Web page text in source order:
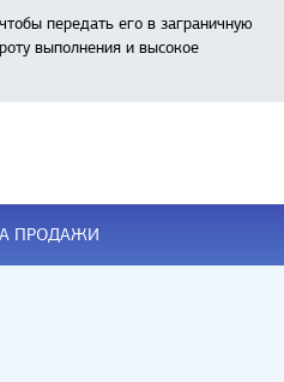
передать его в заграничную
выполнения и высокое
ПРОДАЖИ